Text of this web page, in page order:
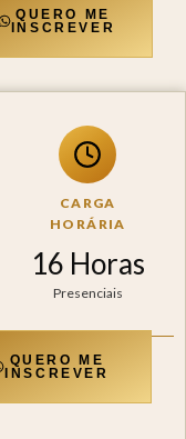
QUERO ME
INSCREVER
CARGA
HORÁRIA
16 Horas
Presenciais
QUERO ME
INSCREVER